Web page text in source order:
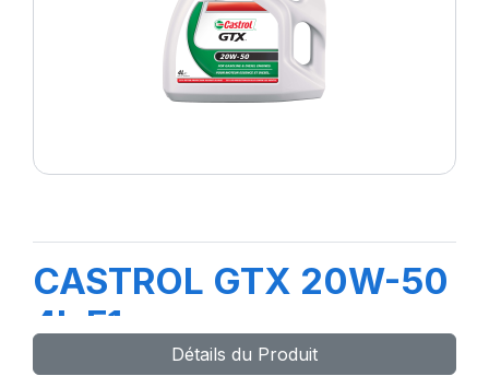
CASTROL GTX 20W-50
4L F1
Détails du Produit